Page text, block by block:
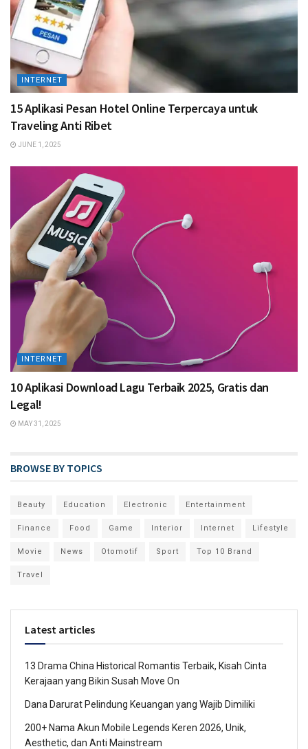
INTERNET
15 Aplikasi Pesan Hotel Online Terpercaya untuk
Traveling Anti Ribet
JUNE 1, 2025
INTERNET
10 Aplikasi Download Lagu Terbaik 2025, Gratis dan
Legal!
MAY 31, 2025
BROWSE BY TOPICS
Beauty Education Electronic Entertainment
Finance Food Game Interior Internet Lifestyle
Movie News Otomotif Sport Top 10 Brand
Travel
Latest articles
13 Drama China Historical Romantis Terbaik, Kisah Cinta
Kerajaan yang Bikin Susah Move On
Dana Darurat Pelindung Keuangan yang Wajib Dimiliki
200+ Nama Akun Mobile Legends Keren 2026, Unik,
Aesthetic, dan Anti Mainstream